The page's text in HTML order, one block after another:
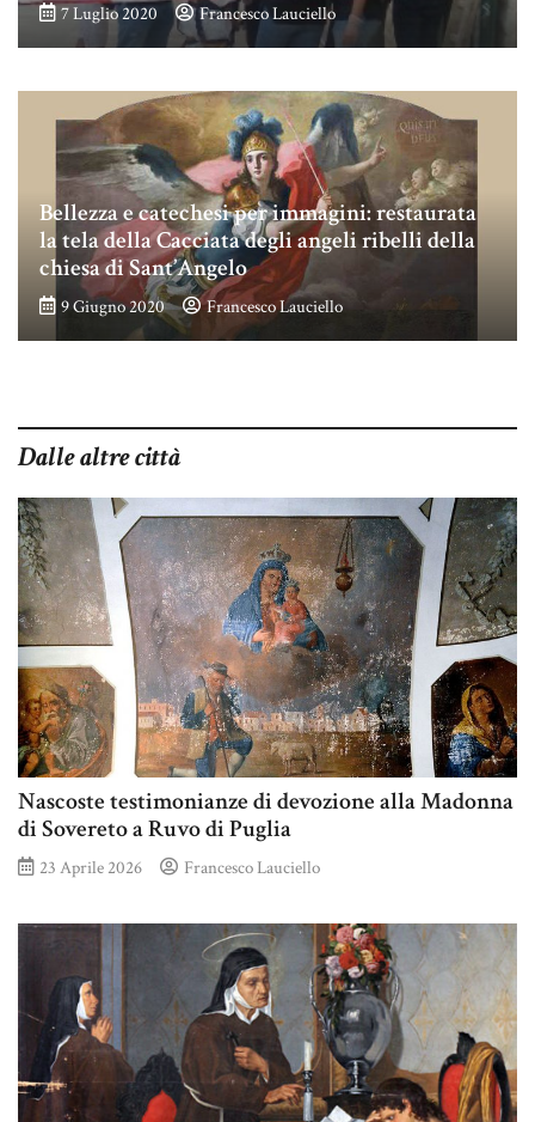
7 Luglio 2020 Francesco Lauciello
Bellezza e catechesi per immagini: restaurata
la tela della Cacciata degli angeli ribelli della
chiesa di Sant’Angelo
9 Giugno 2020 Francesco Lauciello
Dalle altre città
Nascoste testimonianze di devozione alla Madonna
di Sovereto a Ruvo di Puglia
23 Aprile 2026 Francesco Lauciello